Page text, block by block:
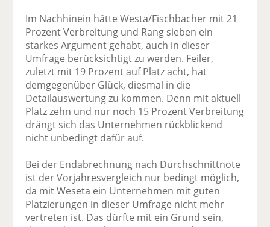
Im Nachhinein hätte Westa/Fischbacher mit 21
Prozent Verbreitung und Rang sieben ein
starkes Argument gehabt, auch in dieser
Umfrage berücksichtigt zu werden. Feiler,
zuletzt mit 19 Prozent auf Platz acht, hat
demgegenüber Glück, diesmal in die
Detailauswertung zu kommen. Denn mit aktuell
Platz zehn und nur noch 15 Prozent Verbreitung
drängt sich das Unternehmen rückblickend
nicht unbedingt dafür auf.
Bei der Endabrechnung nach Durchschnittnote
ist der Vorjahresvergleich nur bedingt möglich,
da mit Weseta ein Unternehmen mit guten
Platzierungen in dieser Umfrage nicht mehr
vertreten ist. Das dürfte mit ein Grund sein,